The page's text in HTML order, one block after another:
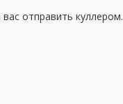
отправить куллером.